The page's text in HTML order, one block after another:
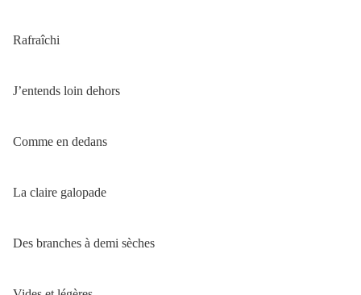
Rafraîchi
J’entends loin dehors
Comme en dedans
La claire galopade
Des branches à demi sèches